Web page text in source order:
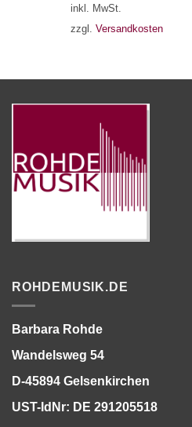
inkl. MwSt.
zzgl. Versandkosten
ROHDEMUSIK.DE
Barbara Rohde
Wandelsweg 54
D-45894 Gelsenkirchen
UST-IdNr: DE 291205518